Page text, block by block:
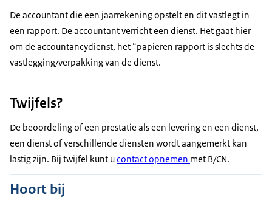
De accountant die een jaarrekening opstelt en dit vastlegt in
een rapport. De accountant verricht een dienst. Het gaat hier
om de accountancydienst, het “papieren rapport is slechts de
vastlegging/verpakking van de dienst.
Twijfels?
De beoordeling of een prestatie als een levering en een dienst,
een dienst of verschillende diensten wordt aangemerkt kan
lastig zijn. Bij twijfel kunt ucontact opnemen met B/CN.
Hoort bij